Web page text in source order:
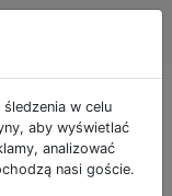
w celu
aby wyświetlać
analizować
nasi goście.